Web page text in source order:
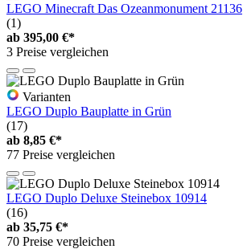
LEGO Minecraft Das Ozeanmonument 21136
(1)
ab 395,00 €*
3 Preise vergleichen
Varianten
LEGO Duplo Bauplatte in Grün
(17)
ab 8,85 €*
77 Preise vergleichen
LEGO Duplo Deluxe Steinebox 10914
(16)
ab 35,75 €*
70 Preise vergleichen